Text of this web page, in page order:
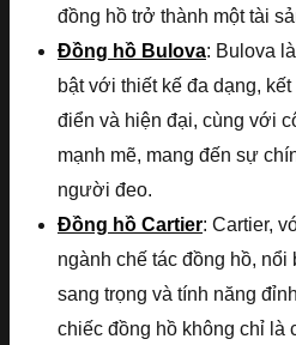
đồng hồ trở thành một tài
Đồng hồ Bulova: Bulova
bật với thiết kế đa dạng,
điển và hiện đại, cùng với
mạnh mẽ, mang đến sự
người đeo.
Đồng hồ Cartier: Cartier,
ngành chế tác đồng hồ, nổi
sang trọng và tính năng
chiếc đồng hồ không chỉ là